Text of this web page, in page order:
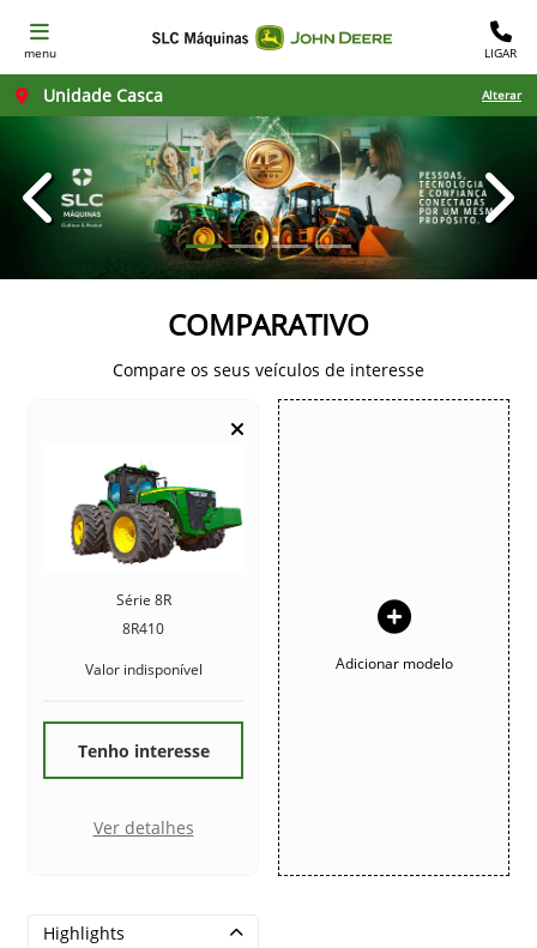
menu LIGAR
Unidade Casca Alterar
templates.template-
COMPARATIVO
Compare os seus veículos de interesse
Série 8R
8R410
Valor indisponível
Tenho interesse
Ver detalhes
Adicionar modelo
Highlights